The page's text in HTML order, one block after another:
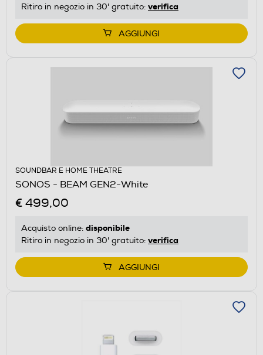
Ritiro in negozio in 30' gratuito: verifica
AGGIUNGI
SOUNDBAR E HOME THEATRE
SONOS - BEAM GEN2-White
€ 499,00
Acquisto online: disponibile
Ritiro in negozio in 30' gratuito: verifica
AGGIUNGI